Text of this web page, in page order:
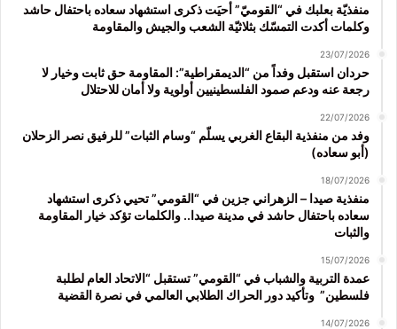
منفذيّة بعلبك في “القوميّ” أحيَت ذكرى استشهاد سعاده باحتفال حاشد
وكلمات أكدت التمسّك بثلاثيّة الشعب والجيش والمقاومة
23/07/2026
حردان استقبل وفداً من “الديمقراطية”: المقاومة حق ثابت وخيار لا
رجعة عنه ودعم صمود الفلسطينيين أولوية ولا أمان للاحتلال
22/07/2026
وفد من منفذية البقاع الغربي يسلّم “وسام الثبات” للرفيق نصر الزحلان
(أبو سعاده)
18/07/2026
منفذية صيدا – الزهراني جزين في “القومي” تحيي ذكرى استشهاد
سعاده باحتفال حاشد في مدينة صيدا.. والكلمات تؤكد خيار المقاومة
والثبات
15/07/2026
عمدة التربية والشباب في “القومي” تستقبل “الاتحاد العام لطلبة
فلسطين” وتأكيد دور الحراك الطلابي العالمي في نصرة القضية
14/07/2026